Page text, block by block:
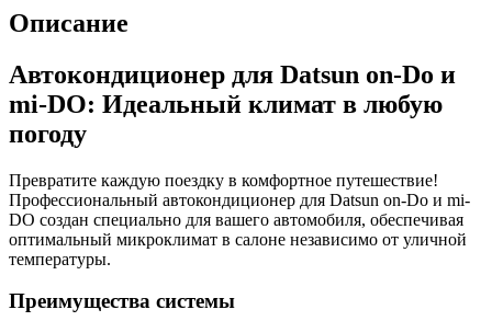
Описание
Автокондиционер для Datsun on-Do и
mi-DO: Идеальный климат в любую
погоду
Превратите каждую поездку в комфортное путешествие!
Профессиональный автокондиционер для Datsun on-Do и mi-
DO создан специально для вашего автомобиля, обеспечивая
оптимальный микроклимат в салоне независимо от уличной
температуры.
Преимущества системы